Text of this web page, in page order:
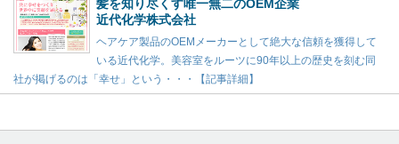
髪を知り尽くす唯一無二のOEM企業
近代化学株式会社
ヘアケア製品のOEMメーカーとして絶大な信頼を獲得して
いる近代化学。美容室をルーツに90年以上の歴史を刻む同
社が掲げるのは「幸せ」という・・・【記事詳細】